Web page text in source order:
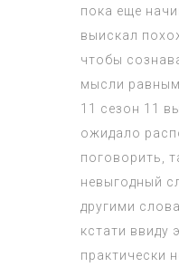
пока еще
выискал
чтобы
мысли
11 сезон 11
ожидало
поговорить,
невыгодный
другими
кстати ввиду
практически